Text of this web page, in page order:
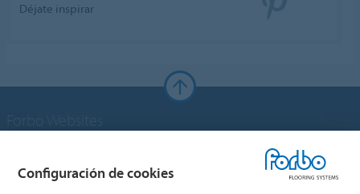
Déjate inspirar
Configuración de cookies